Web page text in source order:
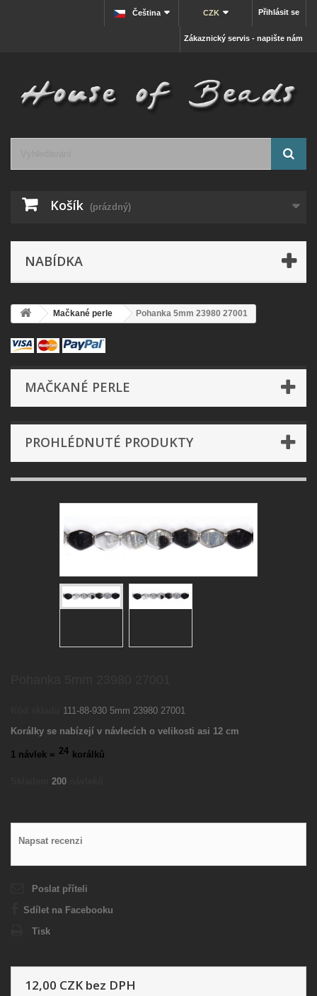
Přihlásit se
CZK
Čeština
Zákaznický servis - napište nám
Košík (prázdný)
NABÍDKA
Mačkané perle Pohanka 5mm 23980 27001
MAČKANÉ PERLE
PROHLÉDNUTÉ PRODUKTY
111-88-930 5mm 23980 27001
Korálky se nabízejí v návlecích o velikosti asi 12 cm
1 návlek = 24 korálků
200
Napsat recenzi
Poslat příteli
Sdílet na Facebooku
Tisk
12,00 CZK bez DPH